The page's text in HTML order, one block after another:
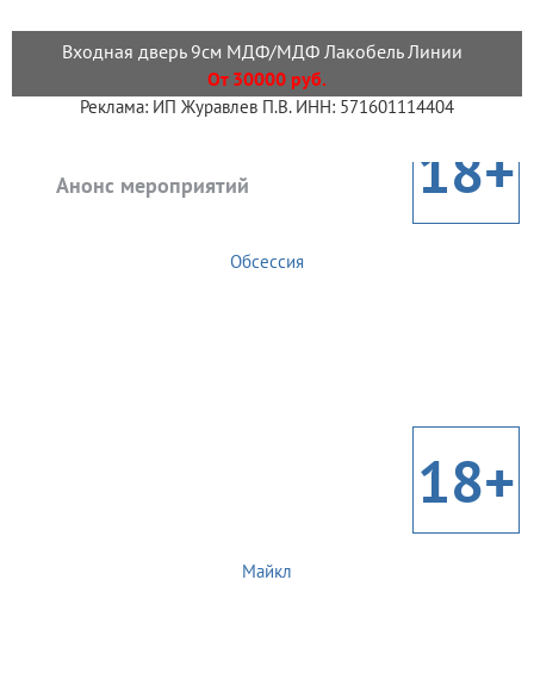
Входная дверь 9см МДФ/МДФ Лакобель Линии
От 30000 руб.
Реклама: ИП Журавлев П.В. ИНН: 571601114404
Анонс мероприятий 18+
Обсессия
18+
Майкл